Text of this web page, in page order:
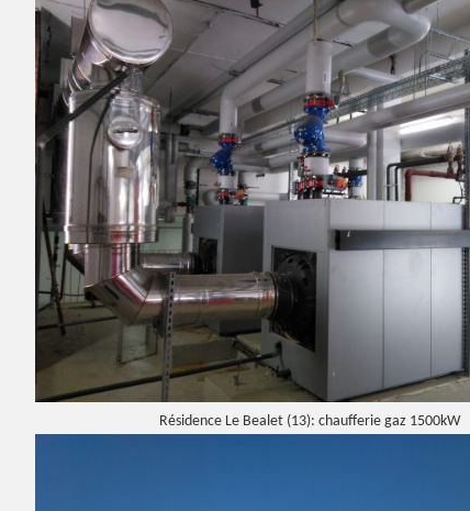
Résidence Le Bealet (13): chaufferie gaz 1500kW